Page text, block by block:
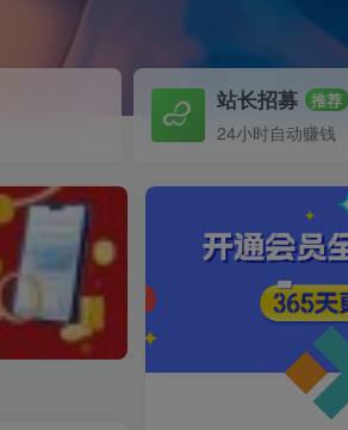
站长招募 推荐
24小时自动赚钱